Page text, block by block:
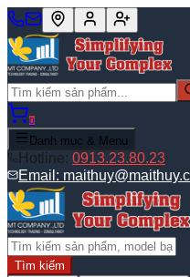
0
Danh mục & Menu
Hotline: 0913.23.80.23
Email:
Tìm kiếm